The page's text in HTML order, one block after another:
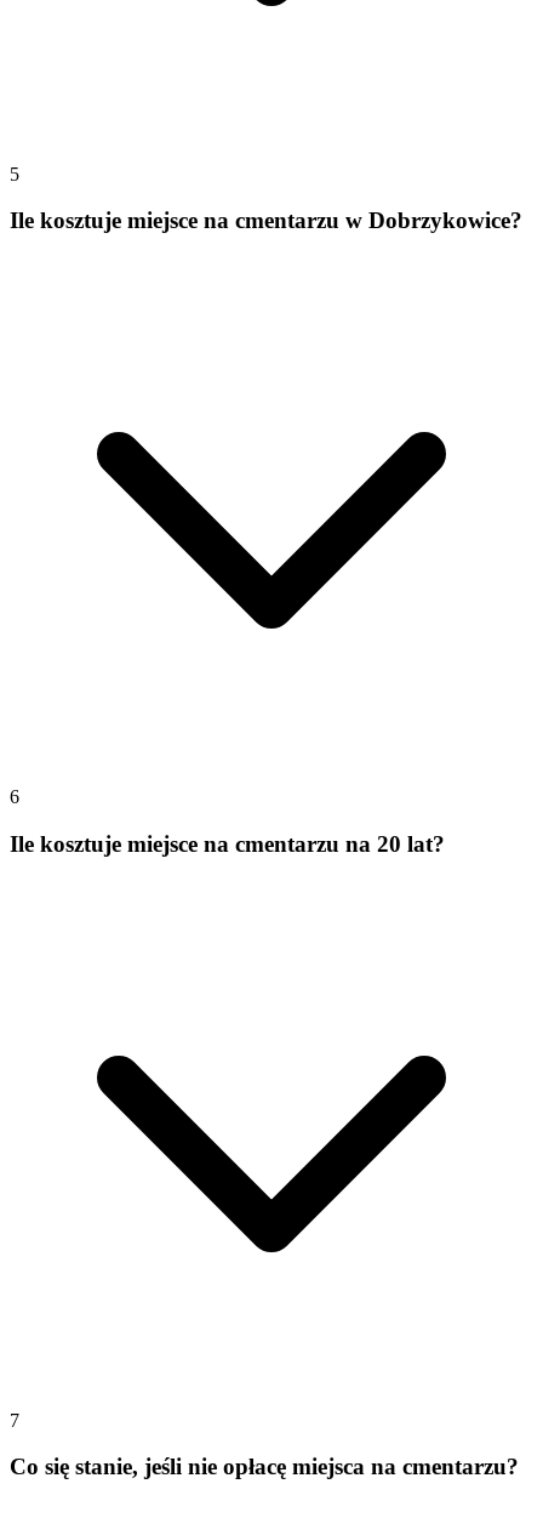
5
Ile kosztuje miejsce na cmentarzu w Dobrzykowice?
6
Ile kosztuje miejsce na cmentarzu na 20 lat?
7
Co się stanie, jeśli nie opłacę miejsca na cmentarzu?